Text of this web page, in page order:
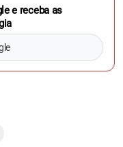
e receba as